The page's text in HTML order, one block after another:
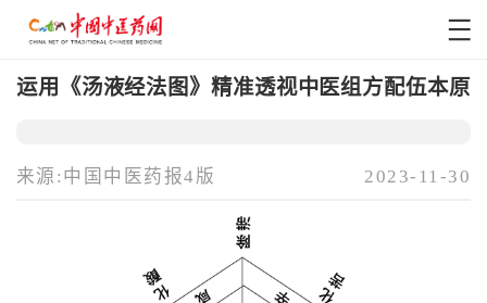
运用《汤液经法图》精准透视中医组方配伍本原
来源:中国中医药报4版 2023-11-30